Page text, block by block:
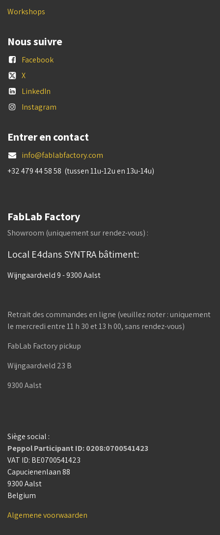
Workshops
Nous suivre
Facebook
X
LinkedIn
Instagram
Entrer en contact
info@fablabfactory.com
+32 479 44 58 58 (tussen 11u-12u en 13u-14u)
FabLab Factory
Showroom (uniquement sur rendez-vous) :
Local E4dans SYNTRA bâtiment:
Wijngaardveld 9 - 9300 Aalst
Retrait des commandes en ligne (veuillez noter : uniquement
le mercredi entre 11 h 30 et 13 h 00, sans rendez-vous)
FabLab Factory pickup
Wijngaardveld 23 B
9300 Aalst
Siège social :
Peppol Participant ID: 0208:0700541423
VAT ID: BE0700541423
Capucienenlaan 88
9300 Aalst
Belgium
Algemene voorwaarden